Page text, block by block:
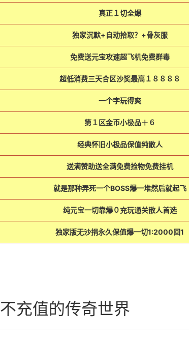
真正１切全爆
独家沉默+自动拾取？+骨灰服
免费送元宝攻速超飞机免费群毒
超低消费三天合区沙奖最高１８８８８
一个字玩得爽
第１区金币小极品＋６
经典怀旧小极品保值纯散人
送满赞助送全满免费捡物免费挂机
就是那种弄死一个BOSS爆一堆然后就起飞
纯元宝一切靠爆０充玩通关散人首选
独家版无沙捐永久保值爆一切1:2000回1
不充值的传奇世界